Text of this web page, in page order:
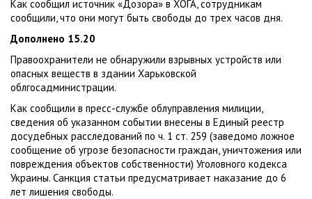
Как сообщил источник «Дозора» в ХОГА, сотрудникам
сообщили, что они могут быть свободы до трех часов дня.
Дополнено 15.20
Правоохранители не обнаружили взрывных устройств или
опасных веществ в здании Харьковской
облгосадминистрации.
Как сообщили в пресс-службе облуправления милиции,
сведения об указанном событии внесены в Единый реестр
досудебных расследований по ч. 1 ст. 259 (заведомо ложное
сообщение об угрозе безопасности граждан, уничтожения или
повреждения объектов собственности) Уголовного кодекса
Украины. Санкция статьи предусматривает наказание до 6
лет лишения свободы.